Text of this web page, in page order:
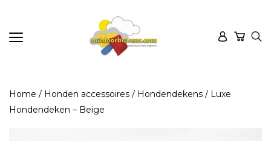
Home / Honden accessoires / Hondendekens / Luxe
Hondendeken – Beige